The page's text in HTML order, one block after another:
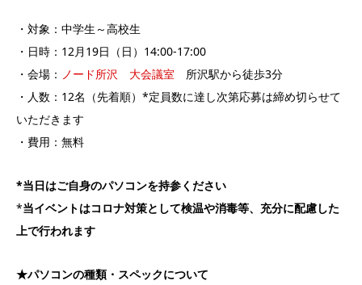
・対象：中学生～高校生
・日時：12月19日（日）14:00-17:00
・会場： ノード所沢 大会議室 所沢駅から徒歩3分
・人数：12名（先着順）*定員数に達し次第応募は締め切らせて
いただきます
・費用：無料
*当日はご自身のパソコンを持参ください
*当イベントはコロナ対策として検温や消毒等、充分に配慮した
上で行われます
★パソコンの種類・スペックについて